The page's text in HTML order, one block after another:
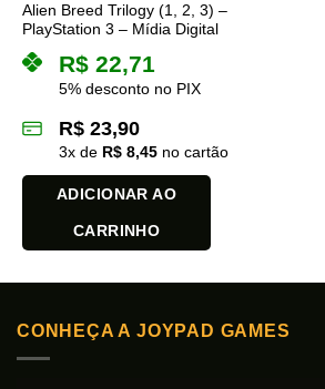
Alien Breed Trilogy (1, 2, 3) –
PlayStation 3 – Mídia Digital
R$ 22,71
5% desconto no PIX
R$ 23,90
3x de R$ 8,45 no cartão
ADICIONAR AO
CARRINHO
CONHEÇA A JOYPAD GAMES